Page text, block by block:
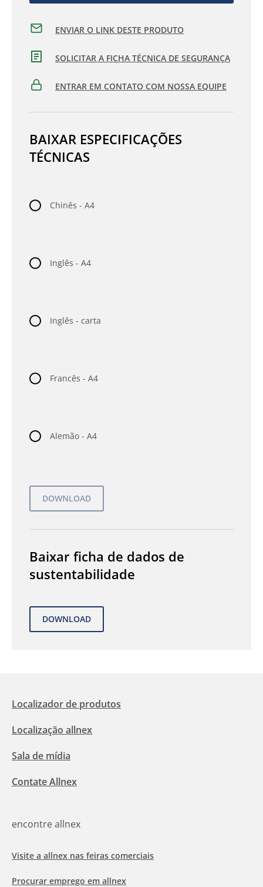
ENVIAR O LINK DESTE PRODUTO
SOLICITAR A FICHA TÉCNICA DE SEGURANÇA
ENTRAR EM CONTATO COM NOSSA EQUIPE
BAIXAR ESPECIFICAÇÕES
TÉCNICAS
Chinês - A4
Inglês - A4
Inglês - carta
Francês - A4
Alemão - A4
Baixar ficha de dados de
sustentabilidade
Localizador de produtos
Localização allnex
Sala de mídia
Contate Allnex
encontre allnex
Visite a allnex nas feiras comerciais
Procurar emprego em allnex